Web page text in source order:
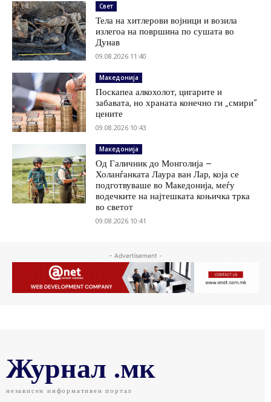
Свет
Тела на хитлерови војници и возила
излегоа на површина по сушата во
Дунав
09.08.2026 11:40
Македонија
Поскапеа алкохолот, цигарите и
забавата, но храната конечно ги „смири“
цените
09.08.2026 10:43
Македонија
Од Галичник до Монголија –
Холанѓанката Лаура ван Лар, која се
подготвуваше во Македонија, меѓу
водечките на најтешката коњичка трка
во светот
09.08.2026 10:41
- Advertisement -
Журнал .мк
независен информативен портал